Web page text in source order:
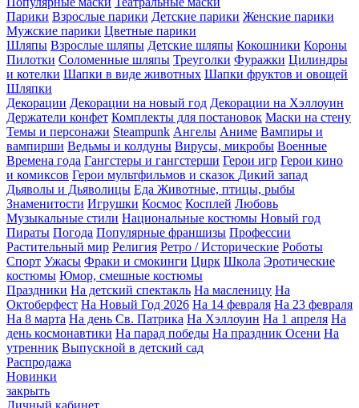
Парики Взрослые парики Детские парики Женские парики
Мужские парики Цветные парики
Шляпы Взрослые шляпы Детские шляпы Кокошники Короны
Пилотки Соломенные шляпы Треуголки Фуражки Цилиндры
и котелки Шапки в виде животных Шапки фруктов и овощей
Шляпки
Декорации Декорации на новый год Декорации на Хэллоуин
Держатели конфет Комплекты для постановок Маски на стену
Темы и персонажи Steampunk Ангелы Аниме Вампиры и
вампирши Ведьмы и колдуны Вирусы, микробы Военные
Времена года Гангстеры и гангстерши Герои игр Герои кино
и комиксов Герои мультфильмов и сказок Дикий запад
Дьяволы и Дьяволицы Еда Животные, птицы, рыбы
Знаменитости Игрушки Космос Косплей Любовь
Музыкальные стили Национальные костюмы Новый год
Пираты Погода Популярные франшизы Профессии
Растительный мир Религия Ретро / Исторические Роботы
Спорт Ужасы Фраки и смокинги Цирк Школа Эротические
костюмы Юмор, смешные костюмы
Праздники На детский спектакль На масленицу На
Октоберфест На Новый Год 2026 На 14 февраля На 23 февраля
На 8 марта На день Св. Патрика На Хэллоуин На 1 апреля На
день космонавтики На парад победы На праздник Осени На
утренник Выпускной в детский сад
Распродажа
Новинки
закрыть
Личный кабинет